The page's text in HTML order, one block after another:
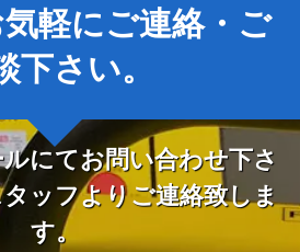
軽にご連絡・ご
下さい。
にてお問い合わせ下さ
ッフよりご連絡致しま
す。